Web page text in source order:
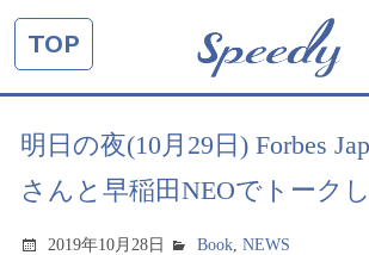
TOP
明日の夜(10月29日) Forbes
さんと早稲田NEOでトーク
2019年10月28日 Book,NEWS